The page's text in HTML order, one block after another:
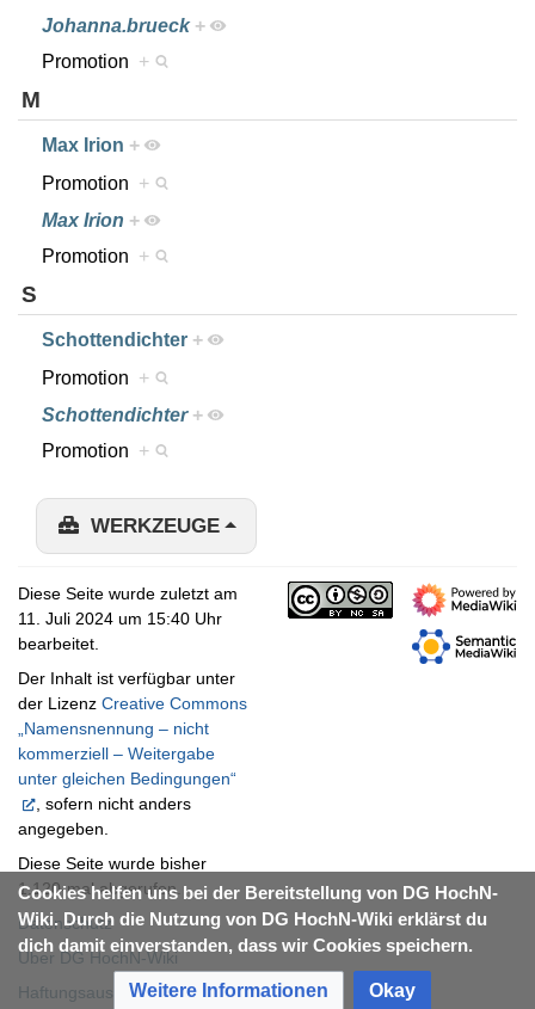
Johanna.brueck +
Promotion +
M
Max Irion +
Promotion +
Max Irion +
Promotion +
S
Schottendichter +
Promotion +
Schottendichter +
Promotion +
Cookies helfen uns bei der Bereitstellung von DG HochN-
Wiki. Durch die Nutzung von DG HochN-Wiki erklärst du
dich damit einverstanden, dass wir Cookies speichern.
Weitere Informationen Okay
WERKZEUGE
Diese Seite wurde zuletzt am
11. Juli 2024 um 15:40 Uhr
bearbeitet.
Der Inhalt ist verfügbar unter
der Lizenz Creative Commons
„Namensnennung – nicht
kommerziell – Weitergabe
unter gleichen Bedingungen“
, sofern nicht anders
angegeben.
Diese Seite wurde bisher
1.120-mal abgerufen.
Datenschutz
Über DG HochN-Wiki
Haftungsausschluss